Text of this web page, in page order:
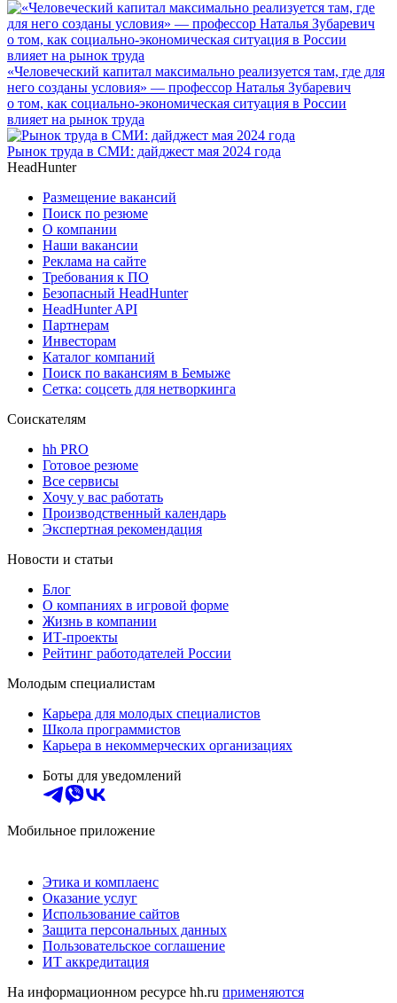
«Человеческий капитал максимально реализуется там, где для
него созданы условия» — профессор Наталья Зубаревич
о том, как социально-экономическая ситуация в России
влияет на рынок труда
Рынок труда в СМИ: дайджест мая 2024 года
HeadHunter
Размещение вакансий
Поиск по резюме
О компании
Наши вакансии
Реклама на сайте
Требования к ПО
Безопасный HeadHunter
HeadHunter API
Партнерам
Инвесторам
Каталог компаний
Поиск по вакансиям в Бемыже
Сетка: соцсеть для нетворкинга
Соискателям
hh PRO
Готовое резюме
Все сервисы
Хочу у вас работать
Производственный календарь
Экспертная рекомендация
Новости и статьи
Блог
О компаниях в игровой форме
Жизнь в компании
ИТ-проекты
Рейтинг работодателей России
Молодым специалистам
Карьера для молодых специалистов
Школа программистов
Карьера в некоммерческих организациях
Боты для уведомлений
Мобильное приложение
Этика и комплаенс
Оказание услуг
Использование сайтов
Защита персональных данных
Пользовательское соглашение
ИТ аккредитация
На информационном ресурсе hh.ru применяются